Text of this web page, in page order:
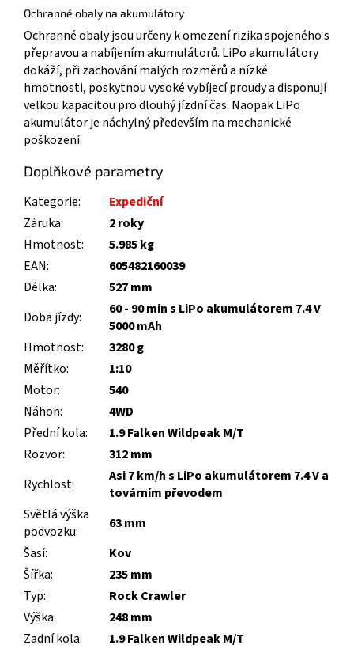
Ochranné obaly na akumulátory
Ochranné obaly jsou určeny k omezení rizika spojeného s
přepravou a nabíjením akumulátorů. LiPo akumulátory
dokáží, při zachování malých rozměrů a nízké
hmotnosti, poskytnou vysoké vybíjecí proudy a disponují
velkou kapacitou pro dlouhý jízdní čas. Naopak LiPo
akumulátor je náchylný především na mechanické
poškození.
Doplňkové parametry
Kategorie:
Expediční
Záruka:
2 roky
Hmotnost:
5.985 kg
EAN:
605482160039
Délka:
527 mm
Doba jízdy:
60 - 90 min s LiPo akumulátorem 7.4 V
5000 mAh
Hmotnost:
3280 g
Měřítko:
1:10
Motor:
540
Náhon:
4WD
Přední kola:
1.9 Falken Wildpeak M/T
Rozvor:
312 mm
Rychlost:
Asi 7 km/h s LiPo akumulátorem 7.4 V a
továrním převodem
Světlá výška
podvozku:
63 mm
Šasí:
Kov
Šířka:
235 mm
Typ:
Rock Crawler
Výška:
248 mm
Zadní kola: 1.9 Falken Wildpeak M/T